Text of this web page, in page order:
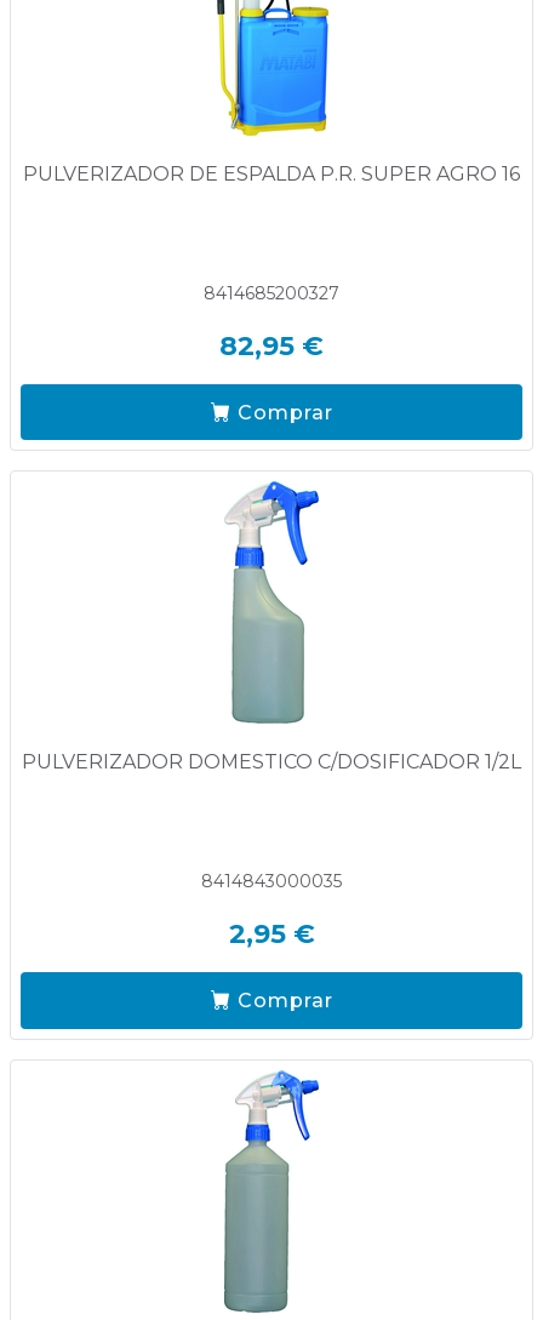
PULVERIZADOR DE ESPALDA P.R. SUPER AGRO 16
8414685200327
82,95 €
Comprar
PULVERIZADOR DOMESTICO C/DOSIFICADOR 1/2L
8414843000035
2,95 €
Comprar